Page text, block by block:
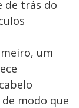
de trás do
um
modo que